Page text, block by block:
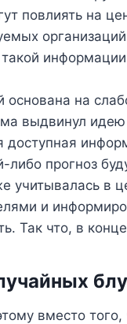
повлиять на
на
выдвинул идею
доступная
прогноз
учитывалась в
и
Так что, в
вместо